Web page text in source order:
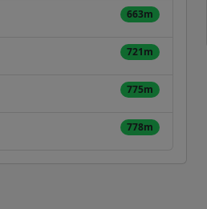
663m
721m
775m
778m